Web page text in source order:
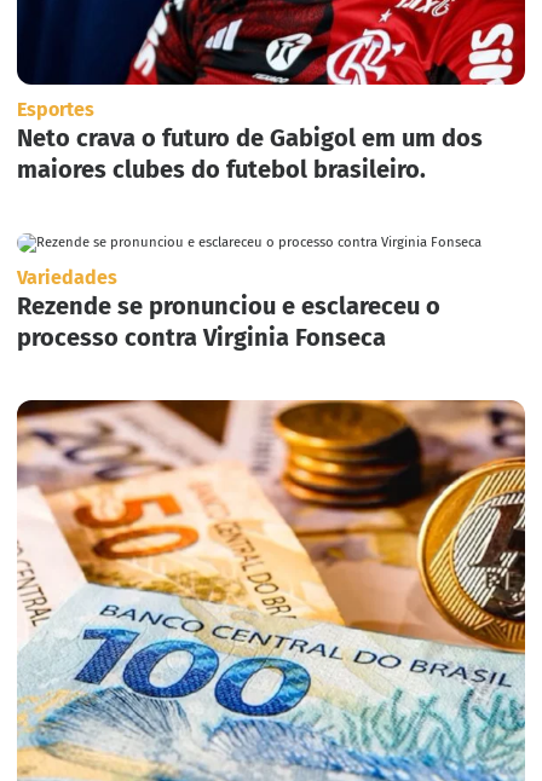
Esportes
Neto crava o futuro de Gabigol em um dos
maiores clubes do futebol brasileiro.
Variedades
Rezende se pronunciou e esclareceu o
processo contra Virginia Fonseca